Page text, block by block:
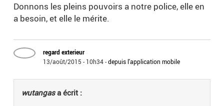
Donnons les pleins pouvoirs a notre police, elle en
a besoin, et elle le mérite.
regard exterieur
13/août/2015 - 10h34-depuis l'application mobile
wutangasa écrit :